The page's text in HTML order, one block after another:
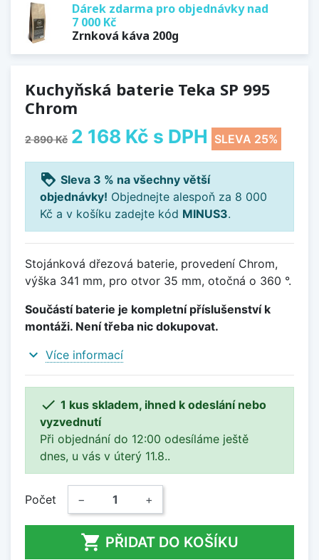
Dárek zdarma pro objednávky nad
7 000 Kč
Zrnková káva 200g
Kuchyňská baterie Teka SP 995
Chrom
2 890 Kč 2 168 Kč s DPH SLEVA 25%
loyalty Sleva 3 % na všechny větší
objednávky! Objednejte alespoň za 8 000
Kč a v košíku zadejte kód MINUS3.
Stojánková dřezová baterie, provedení Chrom,
výška 341 mm, pro otvor 35 mm, otočná o 360 °.
Součástí baterie je kompletní příslušenství k
montáži. Není třeba nic dokupovat.
expand_more Více informací
 1 kus skladem, ihned k odeslání nebo
vyzvednutí
Při objednání do 12:00 odesíláme ještě
dnes, u vás v úterý 11.8..
Počet − +
 PŘIDAT DO KOŠÍKU